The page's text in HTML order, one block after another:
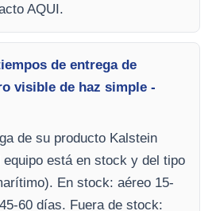
AQUI.
de entrega de
visible de haz simple -
de su producto Kalstein
está en stock y del tipo
En stock: aéreo 15-
60 días. Fuera de stock: